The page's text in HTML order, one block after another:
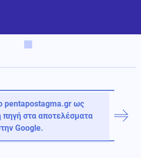
pentapostagma.gr ως
στα αποτελέσματα
Google.